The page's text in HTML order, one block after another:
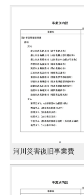
河川災害復旧事業費